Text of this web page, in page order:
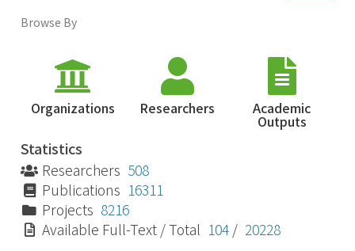
Browse By
Organizations Researchers Academic
Outputs
Statistics
Researchers 508
Publications 16311
Projects 8216
Available Full-Text / Total 104 / 20228